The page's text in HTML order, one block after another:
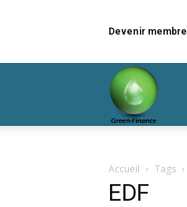
Devenir membre
Accueil Tags
EDF